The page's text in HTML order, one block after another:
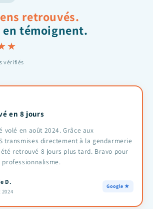
retrouvés.
témoignent.
vérifiés
en 8 jours
volé en août 2024. Grâce aux
transmises directement à la gendarmerie
été retrouvé 8 jours plus tard. Bravo pour
D.
2024
Google ★